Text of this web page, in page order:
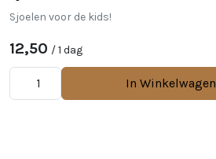
Sjoelen voor de kids!
12,50 / 1 dag
In Winkelwagen